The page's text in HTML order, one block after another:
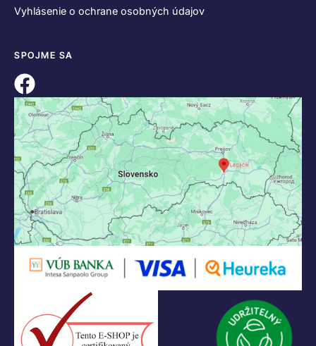
Vyhlásenie o ochrane osobných údajov
SPOJME SA